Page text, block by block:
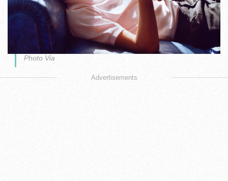
Photo Via
Advertisements